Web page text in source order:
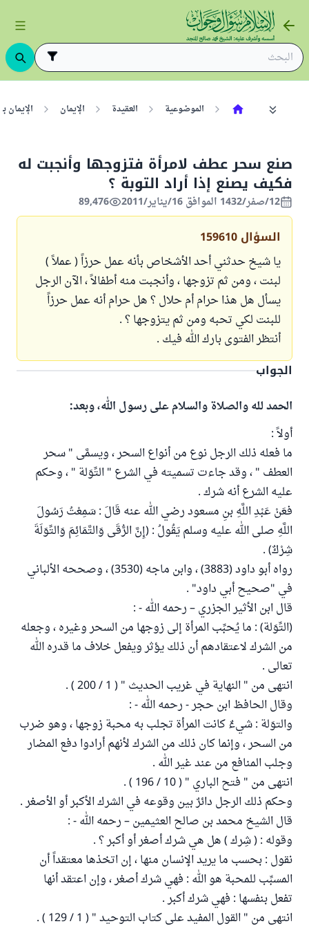
الموضوعية العقيدة الإيمان الإيمان
صنع سحر عطف لامرأة فتزوجها وأنجبت له
فكيف يصنع إذا أراد التوبة ؟
12/صفر/1432 الموافق 16/يناير/2011 89,476
السؤال 159610
يا شيخ حدثني أحد الأشخاص بأنه عمل حرزاً ( عملاً )
لبنت ، ومن ثم تزوجها ، وأنجبت منه أطفالاً ، الآن الرجل
يسأل هل هذا حرام أم حلال ؟ هل حرام أنه عمل حرزاً
للبنت لكي تحبه ومن ثم يتزوجها ؟ .
أنتظر الفتوى بارك الله فيك .
الجواب
الحمد لله والصلاة والسلام على رسول الله، وبعد:
أولاً :
ما فعله ذلك الرجل نوع من أنواع السحر ، ويسمَّى " سحر
العطف " ، وقد جاءت تسميته في الشرع " التِّوَلة " ، وحكم
عليه الشرع أنه شرك .
فعَنْ عَبْدِ اللَّهِ بنِ مسعود رضي الله عنه قَالَ : سَمِعْتُ رَسُولَ
اللَّهِ صلى الله عليه وسلم يَقُولُ : (إِنَّ الرُّقَى وَالتَّمَائِمَ وَالتِّوَلَةَ
شِرْكٌ) .
رواه أبو داود (3883) ، وابن ماجه (3530) ، وصححه الألباني
في "صحيح أبي داود" .
قال ابن الأثير الجزري – رحمه الله - :
(التِّوَلة) : ما يُحبِّب المرأة إلى زوجها من السحر وغيره ، وجعله
من الشرك لاعتقادهم أن ذلك يؤثر ويفعل خلاف ما قدره الله
تعالى .
انتهى من " النهاية في غريب الحديث " ( 1 / 200 ) .
وقال الحافظ ابن حجر - رحمه الله - :
والتوَلة : شيءٌ كانت المرأة تجلب به محبة زوجها ، وهو ضرب
من السحر ، وإنما كان ذلك من الشرك لأنهم أرادوا دفع المضار
وجلب المنافع من عند غير الله .
انتهى من " فتح الباري " ( 10 / 196 ) .
وحكم ذلك الرجل دائرٌ بين وقوعه في الشرك الأكبر أو الأصغر .
قال الشيخ محمد بن صالح العثيمين – رحمه الله - :
وقوله : ( شِرك ) هل هي شرك أصغر أو أكبر ؟ .
نقول : بحسب ما يريد الإنسان منها ، إن اتخذها معتقداً أن
المسبِّب للمحبة هو الله : فهي شرك أصغر ، وإن اعتقد أنها
تفعل بنفسها : فهي شرك أكبر .
انتهى من " القول المفيد على كتاب التوحيد " ( 1 / 129 ) .